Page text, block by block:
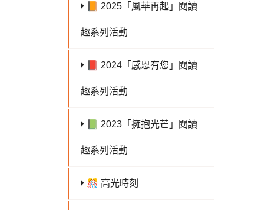
📙 2025「風華再起」閱讀
趣系列活動
📕 2024「感恩有您」閱讀
趣系列活動
📗 2023「擁抱光芒」閱讀
趣系列活動
🎊 高光時刻